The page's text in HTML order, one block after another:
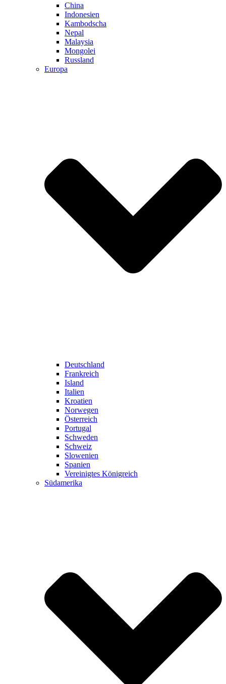
China
Indonesien
Kambodscha
Nepal
Malaysia
Mongolei
Russland
Europa
Deutschland
Frankreich
Island
Italien
Kroatien
Norwegen
Österreich
Portugal
Schweden
Schweiz
Slowenien
Spanien
Vereinigtes Königreich
Südamerika